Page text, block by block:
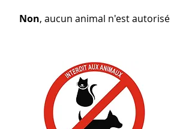
Non, aucun animal n'est autorisé